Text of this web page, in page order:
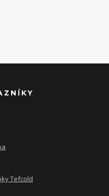
Tefcold